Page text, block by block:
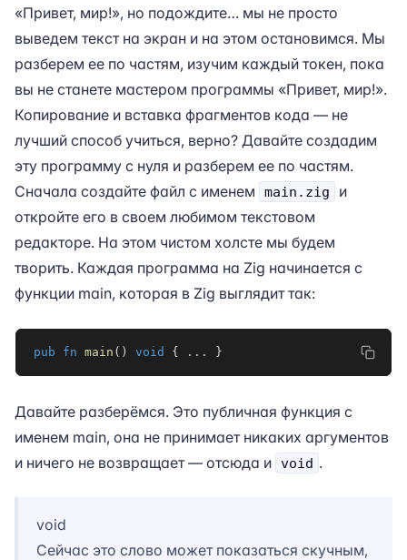
«Привет, мир!», но подождите… мы не просто
выведем текст на экран и на этом остановимся. Мы
разберем ее по частям, изучим каждый токен, пока
вы не станете мастером программы «Привет, мир!».
Копирование и вставка фрагментов кода — не
лучший способ учиться, верно? Давайте создадим
эту программу с нуля и разберем ее по частям.
Сначала создайте файл с именем
main.zig
и
откройте его в своем любимом текстовом
редакторе. На этом чистом холсте мы будем
творить. Каждая программа на Zig начинается с
функции main, которая в Zig выглядит так:
pub fn main ( ) void { ... }
Давайте разберёмся. Это публичная функция с
именем main, она не принимает никаких аргументов
и ничего не возвращает — отсюда и void .
void
Сейчас это слово может показаться скучным,